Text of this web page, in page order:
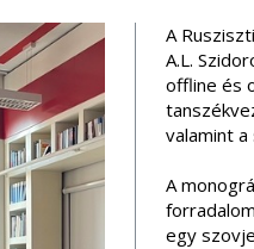
A
A.L.
offline és
valamint
A
egy